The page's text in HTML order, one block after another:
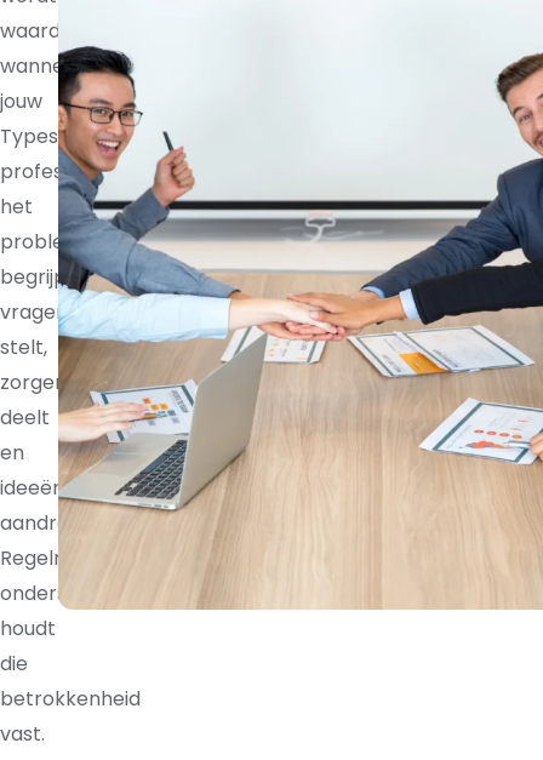
waardevoller
wanneer
jouw
Typescript
professional
het
probleem
begrijpt,
vragen
stelt,
zorgen
deelt
en
ideeën
aandraagt.
Regelmatige
ondersteuning
houdt
die
betrokkenheid
vast.